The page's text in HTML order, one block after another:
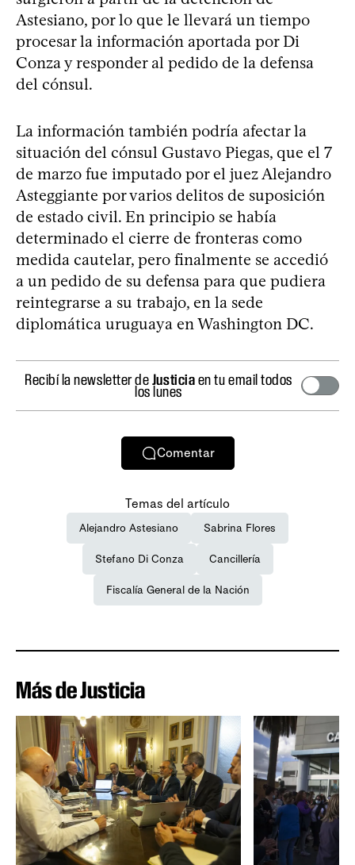
Astesiano, por lo que le llevará un tiempo
procesar la información aportada por Di
Conza y responder al pedido de la defensa
del cónsul.
La información también podría afectar la
situación del cónsul Gustavo Piegas, que el 7
de marzo fue imputado por el juez Alejandro
Asteggiante por varios delitos de suposición
de estado civil. En principio se había
determinado el cierre de fronteras como
medida cautelar, pero finalmente se accedió
a un pedido de su defensa para que pudiera
reintegrarse a su trabajo, en la sede
diplomática uruguaya en Washington DC.
Recibí la newsletter deJusticiaen tu email todos
los lunes
Comentar
Temas del artículo
Alejandro Astesiano Sabrina Flores
Stefano Di Conza Cancillería
Fiscalía General de la Nación
Más de Justicia